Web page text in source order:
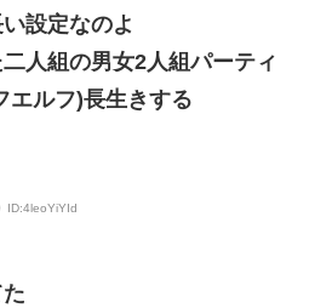
設定なのよ
人組の男女2人組パーティ
エルフ)長生きする
ID:4leoYiYId